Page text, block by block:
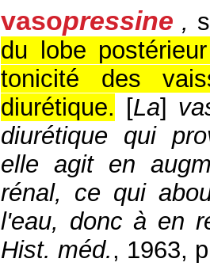
vasopressine ,
du lobe
tonicité des
diurétique. [La]
diurétique qui
elle agit en
rénal, ce qui
l'eau, donc à en
Hist. méd., 1963,